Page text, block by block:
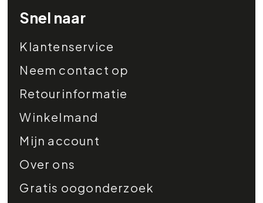
Snel naar
Klantenservice
Neem contact op
Retourinformatie
Winkelmand
Mijn account
Over ons
Gratis oogonderzoek